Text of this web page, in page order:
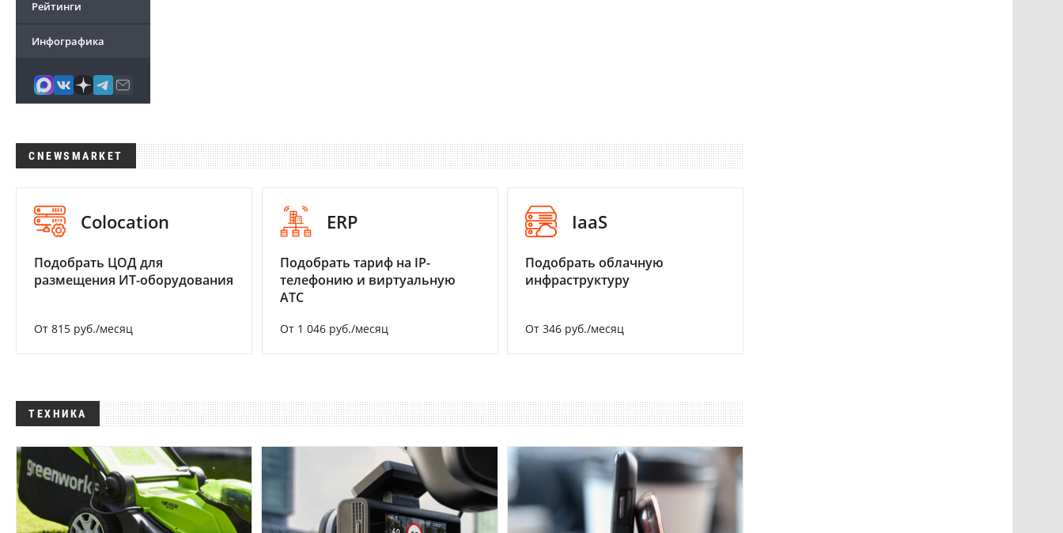
Рейтинги
Инфографика
CNEWSMARKET
Colocation
Подобрать ЦОД для
размещения ИТ-оборудования
От 815 руб./месяц
ERP
Подобрать тариф на IP-
телефонию и виртуальную
АТС
От 1 046 руб./месяц
IaaS
Подобрать облачную
инфраструктуру
От 346 руб./месяц
ТЕХНИКА